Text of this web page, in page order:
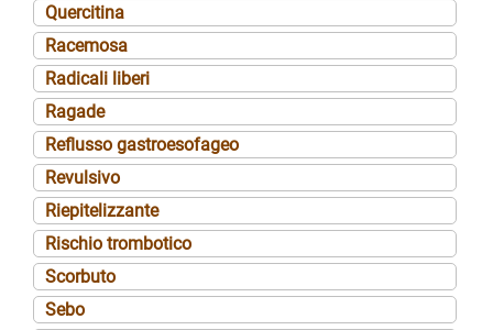
Quercitina
Racemosa
Radicali liberi
Ragade
Reflusso gastroesofageo
Revulsivo
Riepitelizzante
Rischio trombotico
Scorbuto
Sebo